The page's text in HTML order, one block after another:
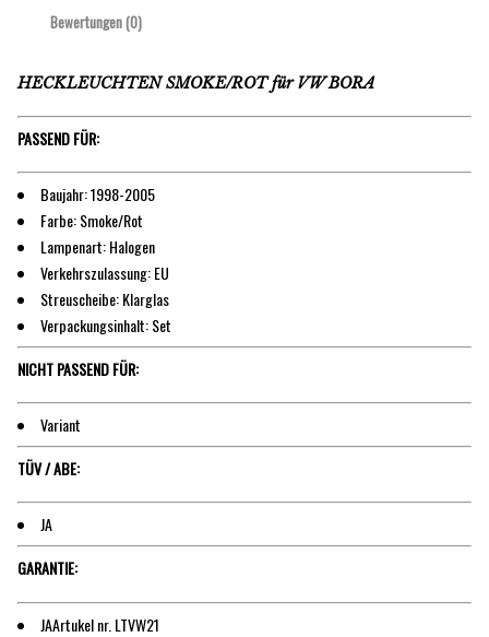
Bewertungen (0)
HECKLEUCHTEN SMOKE/ROT für VW BORA
PASSEND FÜR:
Baujahr: 1998-2005
Farbe: Smoke/Rot
Lampenart: Halogen
Verkehrszulassung: EU
Streuscheibe: Klarglas
Verpackungsinhalt: Set
NICHT PASSEND FÜR:
Variant
TÜV / ABE:
JA
GARANTIE:
JAArtukel nr. LTVW21